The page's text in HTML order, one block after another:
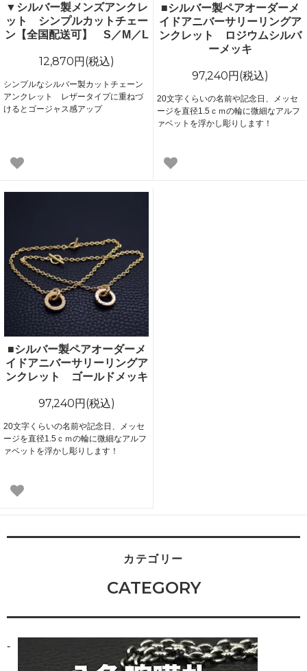
▼シルバー製メンズアンクレ
ット シンプルカットチェー
ン【全国配送可】 S／M／L
12,870円(税込)
シンプルなシルバー製カットチェーン
アンクレット レザータイプに重ねづ
けるとゴージャス感アップ
■シルバー製ペアオーダーメ
イドアニバーサリーリングア
ンクレット ロジウムシルバ
ーメッキ
97,240円(税込)
20文字くらいの名前や記念日、メッセ
ージを直径1.5ｃｍの輪に微細なアルフ
ァベットを浮かし彫りします！
■シルバー製ペアオーダーメ
イドアニバーサリーリングア
ンクレット ゴールドメッキ
97,240円(税込)
20文字くらいの名前や記念日、メッセ
ージを直径1.5ｃｍの輪に微細なアルフ
ァベットを浮かし彫りします！
カテゴリー
CATEGORY